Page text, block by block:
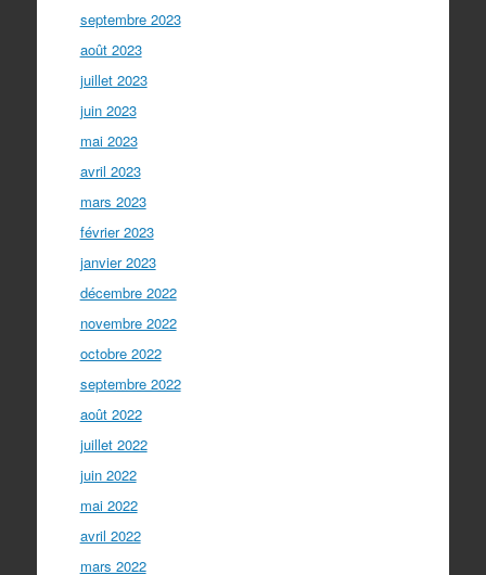
septembre 2023
août 2023
juillet 2023
juin 2023
mai 2023
avril 2023
mars 2023
février 2023
janvier 2023
décembre 2022
novembre 2022
octobre 2022
septembre 2022
août 2022
juillet 2022
juin 2022
mai 2022
avril 2022
mars 2022